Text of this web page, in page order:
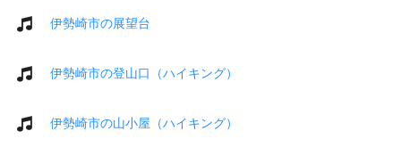
伊勢崎市の展望台
伊勢崎市の登山口（ハイキング）
伊勢崎市の山小屋（ハイキング）